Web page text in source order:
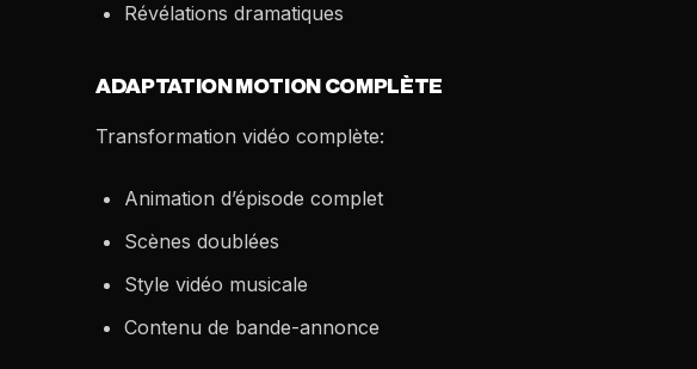
Révélations dramatiques
ADAPTATION MOTION COMPLÈTE
Transformation vidéo complète:
Animation d’épisode complet
Scènes doublées
Style vidéo musicale
Contenu de bande-annonce